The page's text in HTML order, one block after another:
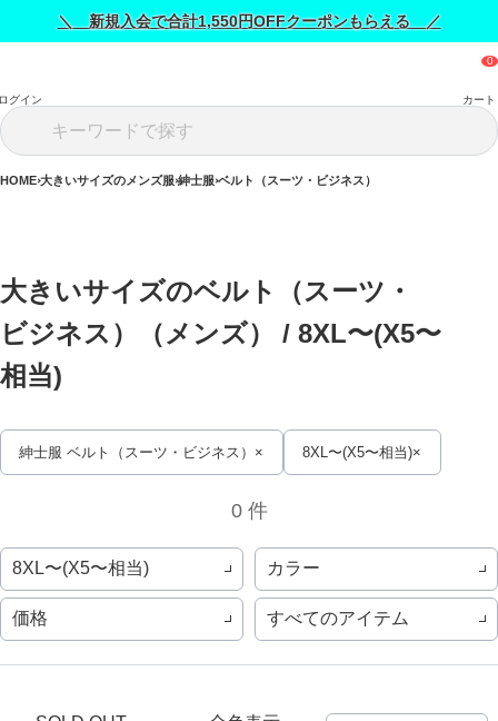
＼ 新規入会で合計1,550円OFFクーポンもらえる ／
グイン カート
HOME 大きいサイズのメンズ服 紳士服 ベルト（スーツ・ビジネス）
大きいサイズのベルト（スーツ・
ビジネス）（メンズ） / 8XL〜(X5〜
相当)
紳士服 ベルト（スーツ・ビジネス） 8XL〜(X5〜相当)
0 件
8XL〜(X5〜相当) カラー
価格 すべてのアイテム